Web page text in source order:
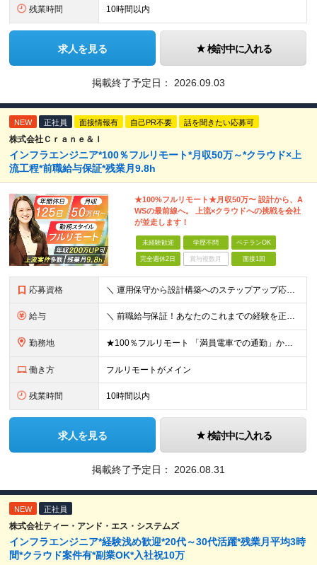
残業時間 10時間以内
求人を見る 検討中に入れる
掲載終了予定日： 2026.09.03
NEW 正社員 面接情報有 自己PR不要 話を聞きたい応募可
株式会社Ｃｒａｎｅ＆Ｉ
インフラエンジニア*100％フルリモート*月収50万～*クラウド×上
流工程*前職給与保証*残業月9.8h
★100%フルリモート★月収50万〜 設計から、A
WSの最前線へ。 上流×クラウドへの挑戦を会社
が並走します！
未経験歓迎 学歴不問 ベテランOK
完全週休2日 賞与複数月 面接1回
応募資格 ＼ 運用保守から設計構築へのステップアップ応援！ ／ ★学歴・分野不問（運用保守経験のみでも歓迎） ★「設計・構築に挑戦したい」「市場価値を高めたい」という意欲を重視！ ┗豊富な案件（SIer直下など
給与 ＼ 前職給与保証！あなたのこれまでの経験を正当評価 ／ ★月収50万円～スタート！【年俸600万～1,162万8,000円（12分割）】 ――「頑張りが給与に直結しない…」そんな不満とは無縁の環境で
勤務地 ★100％フルリモート 「満員電車での通勤」から卒業できます！ ★転勤なし 【本社】 東京都新宿区神楽坂1-2 研究社英語センタービル3階 本社またはプロジェクト先にて勤務いただきます！ ※プロジ
働き方 フルリモートがメイン
残業時間 10時間以内
求人を見る 検討中に入れる
掲載終了予定日： 2026.08.31
NEW 正社員
株式会社ティー・アンド・エス・システムズ
インフラエンジニア*経験浅め歓迎*20代～30代活躍*残業月平均3時
間*クラウド案件有*副業OK*入社祝10万